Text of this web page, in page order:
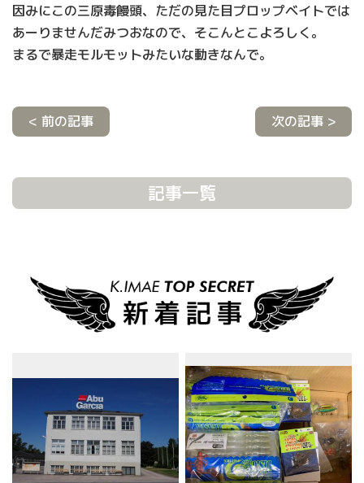
因みにこの三原毒饅頭、ただの見た目プロップベイトでは
あーりませんだみつおなので、そこんとこよろしく。
まるで暴走モルモットみたいな動きなんで。
< 前の記事 次の記事 >
記事一覧